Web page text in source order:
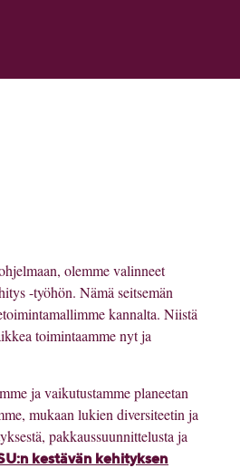
olemme valinneet
-työhön. Nämä seitsemän
kannalta. Niistä
toimintaamme nyt ja
ja vaikutustamme planeetan
mukaan lukien diversiteetin ja
pakkaussuunnittelusta ja
kestävän kehityksen